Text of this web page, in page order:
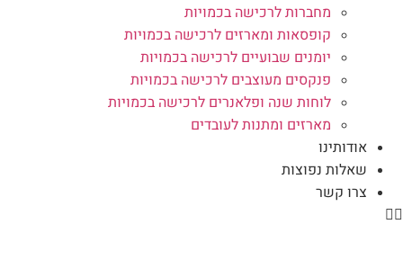
מחברות לרכישה בכמויות
קופסאות ומארזים לרכישה בכמויות
יומנים שבועיים לרכישה בכמויות
פנקסים מעוצבים לרכישה בכמויות
לוחות שנה ופלאנרים לרכישה בכמויות
מארזים ומתנות לעובדים
אודותינו
שאלות נפוצות
צרו קשר